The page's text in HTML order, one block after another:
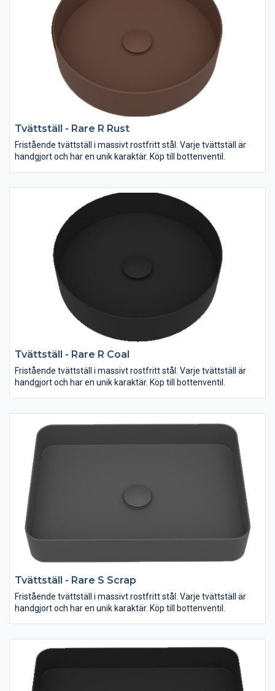
Tvättställ - Rare R Rust
Fristående tvättställ i massivt rostfritt stål. Varje tvättställ är
handgjort och har en unik karaktär. Köp till bottenventil.
Tvättställ - Rare R Coal
Fristående tvättställ i massivt rostfritt stål. Varje tvättställ är
handgjort och har en unik karaktär. Köp till bottenventil.
Tvättställ - Rare S Scrap
Fristående tvättställ i massivt rostfritt stål. Varje tvättställ är
handgjort och har en unik karaktär. Köp till bottenventil.